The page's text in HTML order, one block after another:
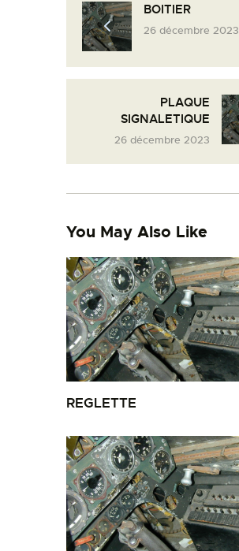
L’ATELIER DE L’AIR
LA SNCAC
PROJET ATELIER DE
LA PISTE D’ENVOL
BOITIER
26 décembre 2023
PLAQUE
SIGNALETIQUE
26 décembre 2023
You May Also Like
REGLETTE